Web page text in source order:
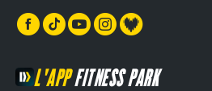
L'APPFITNESS PARK